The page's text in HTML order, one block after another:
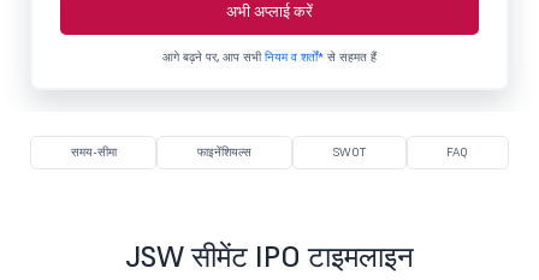
अभी अप्लाई करें
आगे बढ़ने पर, आप सभीनियम व शर्तों* से सहमत हैं
समय-सीमा फाइनेंशियल्स SWOT FAQ
JSW सीमेंट IPO टाइमलाइन